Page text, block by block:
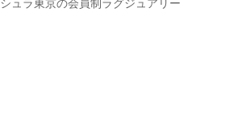
ュラ東京の会員制ラグジュアリー